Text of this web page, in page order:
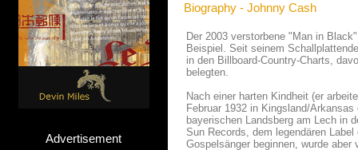
Advertisement
Biography - Johnny Cash
Der 2003 verstorbene "Man in
Beispiel. Seit seinem
in den Billboard-Country-Charts,
belegten.
Nach einer harten Kindheit (er
Februar 1932 in Kingsland/
bayerischen Landsberg am Lech in
Sun Records, dem legendären
Gospelsänger beginnen, wurde